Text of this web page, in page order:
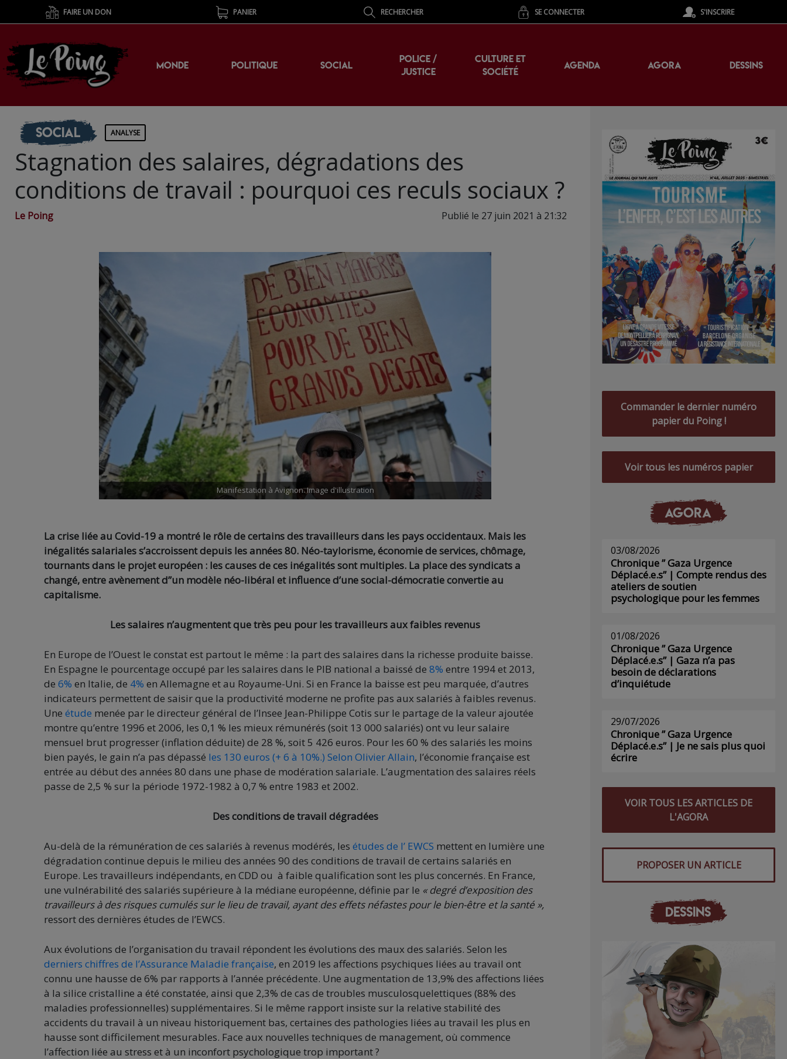
FAIRE UN DON PANIER RECHERCHER SE CONNECTER S'INSCRIRE
MONDE POLITIQUE SOCIAL
POLICE /
JUSTICE
CULTURE ET
SOCIÉTÉ
AGENDA AGORA DESSINS
Social ANALYSE
Stagnation des salaires, dégradations des
conditions de travail : pourquoi ces reculs sociaux ?
Le Poing Publié le 27 juin 2021 à 21:32
Manifestation à Avignon. Image d'illustration
La crise liée au Covid-19 a montré le rôle de certains des travailleurs dans les pays occidentaux. Mais les
inégalités salariales s’accroissent depuis les années 80. Néo-taylorisme, économie de services, chômage,
tournants dans le projet européen : les causes de ces inégalités sont multiples. La place des syndicats a
changé, entre avènement d”un modèle néo-libéral et influence d’une social-démocratie convertie au
capitalisme.
Les salaires n’augmentent que très peu pour les travailleurs aux faibles revenus
En Europe de l’Ouest le constat est partout le même : la part des salaires dans la richesse produite baisse.
En Espagne le pourcentage occupé par les salaires dans le PIB national a baissé de 8% entre 1994 et 2013,
de 6% en Italie, de 4% en Allemagne et au Royaume-Uni. Si en France la baisse est peu marquée, d’autres
indicateurs permettent de saisir que la productivité moderne ne profite pas aux salariés à faibles revenus.
Une étude menée par le directeur général de l’Insee Jean-Philippe Cotis sur le partage de la valeur ajoutée
montre qu’entre 1996 et 2006, les 0,1 % les mieux rémunérés (soit 13 000 salariés) ont vu leur salaire
mensuel brut progresser (inflation déduite) de 28 %, soit 5 426 euros. Pour les 60 % des salariés les moins
bien payés, le gain n’a pas dépassé les 130 euros (+ 6 à 10%.) Selon Olivier Allain, l’économie française est
entrée au début des années 80 dans une phase de modération salariale. L’augmentation des salaires réels
passe de 2,5 % sur la période 1972-1982 à 0,7 % entre 1983 et 2002.
Des conditions de travail dégradées
Au-delà de la rémunération de ces salariés à revenus modérés, les études de l’ EWCS mettent en lumière une
dégradation continue depuis le milieu des années 90 des conditions de travail de certains salariés en
Europe. Les travailleurs indépendants, en CDD ou à faible qualification sont les plus concernés. En France,
une vulnérabilité des salariés supérieure à la médiane européenne, définie par le « degré d’exposition des
travailleurs à des risques cumulés sur le lieu de travail, ayant des effets néfastes pour le bien-être et la santé »,
ressort des dernières études de l’EWCS.
Aux évolutions de l’organisation du travail répondent les évolutions des maux des salariés. Selon les
derniers chiffres de l’Assurance Maladie française, en 2019 les affections psychiques liées au travail ont
connu une hausse de 6% par rapports à l’année précédente. Une augmentation de 13,9% des affections liées
à la silice cristalline a été constatée, ainsi que 2,3% de cas de troubles musculosquelettiques (88% des
maladies professionnelles) supplémentaires. Si le même rapport insiste sur la relative stabilité des
accidents du travail à un niveau historiquement bas, certaines des pathologies liées au travail les plus en
hausse sont difficilement mesurables. Face aux nouvelles techniques de management, où commence
l’affection liée au stress et à un inconfort psychologique trop important ?
Commander le dernier numéro
papier du Poing !
Voir tous les numéros papier
AGORA
03/08/2026
Chronique ” Gaza Urgence
Déplacé.e.s” | Compte rendus des
ateliers de soutien
psychologique pour les femmes
01/08/2026
Chronique ” Gaza Urgence
Déplacé.e.s” | Gaza n’a pas
besoin de déclarations
d’inquiétude
29/07/2026
Chronique ” Gaza Urgence
Déplacé.e.s” | Je ne sais plus quoi
écrire
VOIR TOUS LES ARTICLES DE
L'AGORA
PROPOSER UN ARTICLE
DESSINS